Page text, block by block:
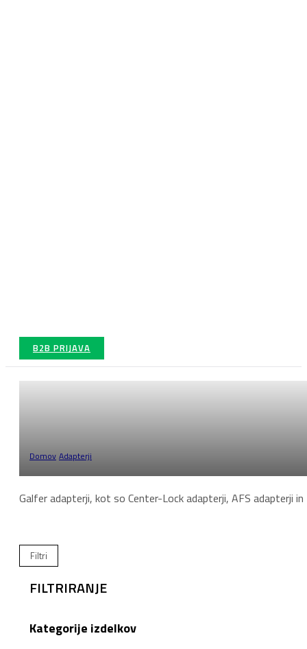
B2B PRIJAVA
Domov Adapterji
Galfer adapterji, kot so Center-Lock adapterji, AFS adapterji
Filtri
FILTRIRANJE
Kategorije izdelkov